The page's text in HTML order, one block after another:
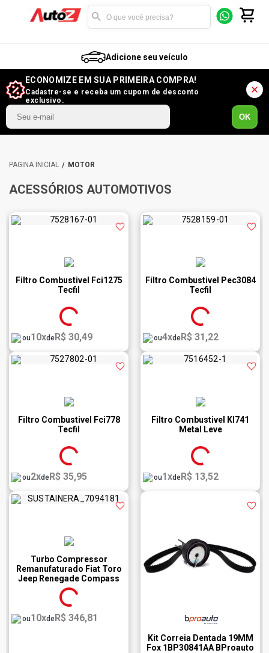
Adicione seu veículo
ECONOMIZE EM SUA PRIMEIRA COMPRA!
Cadastre-se e receba um cupom de desconto
exclusivo.
OK
MOTOR
ACESSÓRIOS AUTOMOTIVOS
Filtro Combustivel Fci1275
Tecfil
ou10xdeR$ 30,49
Filtro Combustivel Pec3084
Tecfil
ou4xdeR$ 31,22
Filtro Combustivel Fci778
Tecfil
ou2xdeR$ 35,95
Filtro Combustivel Kl741
Metal Leve
ou1xdeR$ 13,52
Turbo Compressor
Remanufaturado Fiat Toro
Jeep Renegade Compass
Circular Autopeças 7094181
ou10xdeR$ 346,81
Kit Correia Dentada 19MM
Fox 1BP30841AA BProauto